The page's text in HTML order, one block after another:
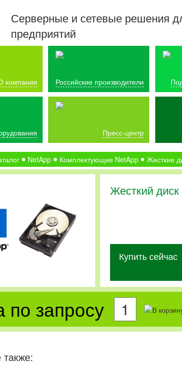
Серверные и сетевые решения
предприятий
компании Российские производители
Пресс-центр
NetApp Комплектующие NetApp Жесткие
Жесткий
Купить сейчас
по запросу